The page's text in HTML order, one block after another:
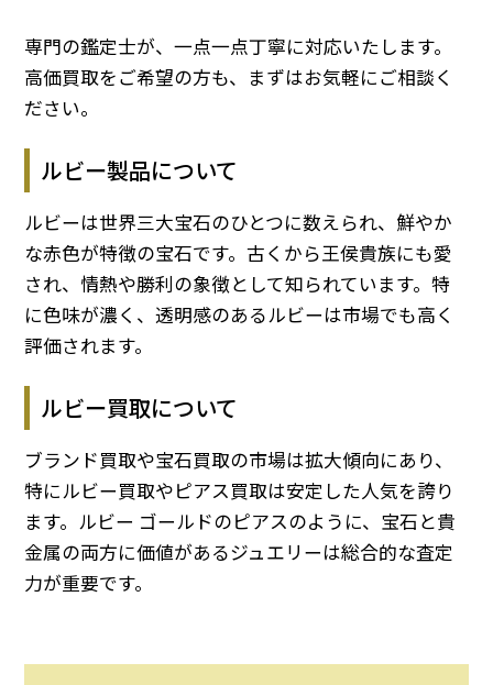
専門の鑑定士が、一点一点丁寧に対応いたします。
高価買取をご希望の方も、まずはお気軽にご相談く
ださい。
ルビー製品について
ルビーは世界三大宝石のひとつに数えられ、鮮やか
な赤色が特徴の宝石です。古くから王侯貴族にも愛
され、情熱や勝利の象徴として知られています。特
に色味が濃く、透明感のあるルビーは市場でも高く
評価されます。
ルビー買取について
ブランド買取や宝石買取の市場は拡大傾向にあり、
特にルビー買取やピアス買取は安定した人気を誇り
ます。ルビー ゴールドのピアスのように、宝石と貴
金属の両方に価値があるジュエリーは総合的な査定
力が重要です。